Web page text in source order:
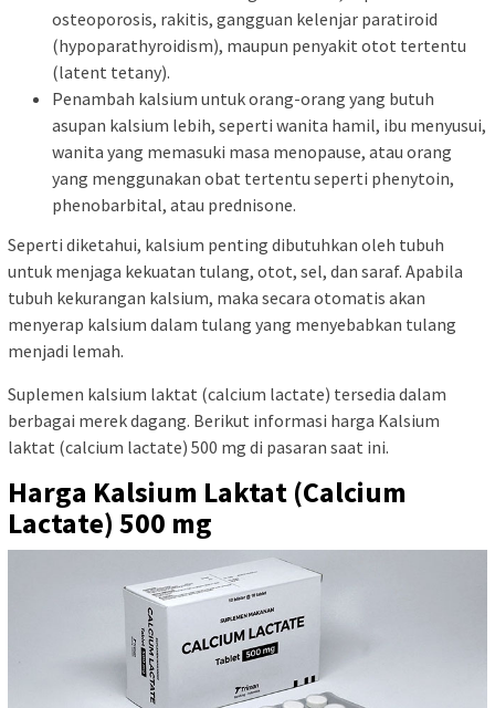
osteoporosis, rakitis, gangguan kelenjar paratiroid
(hypoparathyroidism), maupun penyakit otot tertentu
(latent tetany).
Penambah kalsium untuk orang-orang yang butuh
asupan kalsium lebih, seperti wanita hamil, ibu menyusui,
wanita yang memasuki masa menopause, atau orang
yang menggunakan obat tertentu seperti phenytoin,
phenobarbital, atau prednisone.
Seperti diketahui, kalsium penting dibutuhkan oleh tubuh
untuk menjaga kekuatan tulang, otot, sel, dan saraf. Apabila
tubuh kekurangan kalsium, maka secara otomatis akan
menyerap kalsium dalam tulang yang menyebabkan tulang
menjadi lemah.
Suplemen kalsium laktat (calcium lactate) tersedia dalam
berbagai merek dagang. Berikut informasi harga Kalsium
laktat (calcium lactate) 500 mg di pasaran saat ini.
Harga Kalsium Laktat (Calcium
Lactate) 500 mg